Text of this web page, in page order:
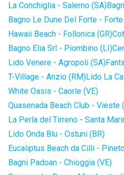
La Conchiglia - Salerno (SA)
Bagno Le Dune Del Forte -
Hawaii Beach - Follonica (GR)
Bagno Elia Srl - Piombino (LI)
Lido Venere - Agropoli (SA)
T-Village - Anzio (RM)Lido La
White Oasis - Caorle (VE)
Quasenada Beach Club - Vieste
La Perla del Tirreno - Santa
Lido Onda Blu - Ostuni (BR)
Eucaliptus Beach da Cilli -
Bagni Padoan - Chioggia (VE)